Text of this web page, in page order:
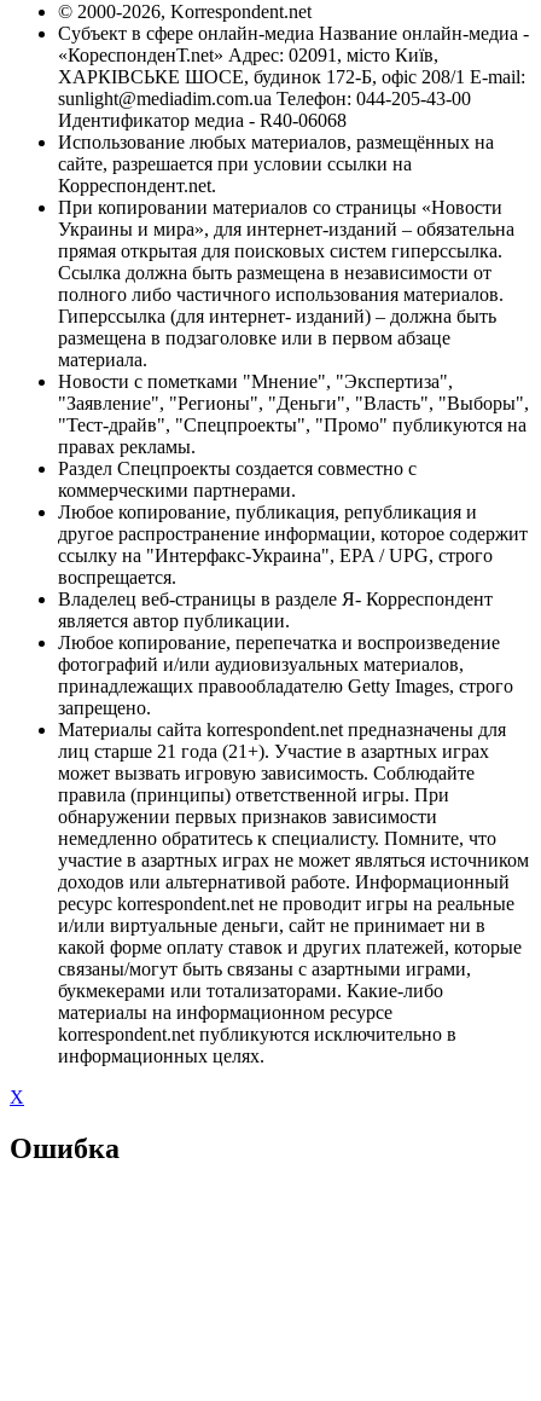
© 2000-2026, Korrespondent.net
Субъект в сфере онлайн-медиа Название онлайн-медиа -
«КореспонденТ.net» Адрес: 02091, місто Київ,
ХАРКІВСЬКЕ ШОСЕ, будинок 172-Б, офіс 208/1 E-mail:
sunlight@mediadim.com.ua Телефон: 044-205-43-00
Идентификатор медиа - R40-06068
Использование любых материалов, размещённых на
сайте, разрешается при условии ссылки на
Корреспондент.net.
При копировании материалов со страницы «Новости
Украины и мира», для интернет-изданий – обязательна
прямая открытая для поисковых систем гиперссылка.
Ссылка должна быть размещена в независимости от
полного либо частичного использования материалов.
Гиперссылка (для интернет- изданий) – должна быть
размещена в подзаголовке или в первом абзаце
материала.
Новости с пометками "Мнение", "Экспертиза",
"Заявление", "Регионы", "Деньги", "Власть", "Выборы",
"Тест-драйв", "Спецпроекты", "Промо" публикуются на
правах рекламы.
Раздел Спецпроекты создается совместно с
коммерческими партнерами.
Любое копирование, публикация, републикация и
другое распространение информации, которое содержит
ссылку на "Интерфакс-Украина", EPA / UPG, строго
воспрещается.
Владелец веб-страницы в разделе Я- Корреспондент
является автор публикации.
Любое копирование, перепечатка и воспроизведение
фотографий и/или аудиовизуальных материалов,
принадлежащих правообладателю Getty Images, строго
запрещено.
Материалы сайта korrespondent.net предназначены для
лиц старше 21 года (21+). Участие в азартных играх
может вызвать игровую зависимость. Соблюдайте
правила (принципы) ответственной игры. При
обнаружении первых признаков зависимости
немедленно обратитесь к специалисту. Помните, что
участие в азартных играх не может являться источником
доходов или альтернативой работе. Информационный
ресурс korrespondent.net не проводит игры на реальные
и/или виртуальные деньги, сайт не принимает ни в
какой форме оплату ставок и других платежей, которые
связаны/могут быть связаны с азартными играми,
букмекерами или тотализаторами. Какие-либо
материалы на информационном ресурсе
korrespondent.net публикуются исключительно в
информационных целях.
X
Ошибка